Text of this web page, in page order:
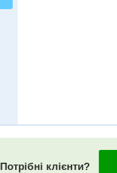
Потрібні клієнти?